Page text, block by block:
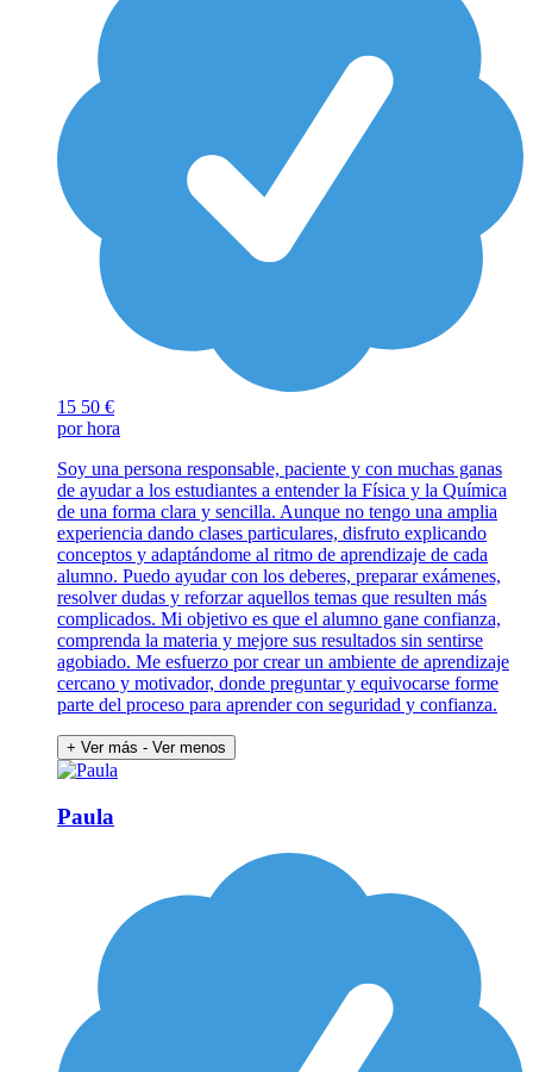
15 50 €
por hora
Soy una persona responsable, paciente y con muchas ganas
de ayudar a los estudiantes a entender la Física y la Química
de una forma clara y sencilla. Aunque no tengo una amplia
experiencia dando clases particulares, disfruto explicando
conceptos y adaptándome al ritmo de aprendizaje de cada
alumno. Puedo ayudar con los deberes, preparar exámenes,
resolver dudas y reforzar aquellos temas que resulten más
complicados. Mi objetivo es que el alumno gane confianza,
comprenda la materia y mejore sus resultados sin sentirse
agobiado. Me esfuerzo por crear un ambiente de aprendizaje
cercano y motivador, donde preguntar y equivocarse forme
parte del proceso para aprender con seguridad y confianza.
+ Ver más - Ver menos
Paula